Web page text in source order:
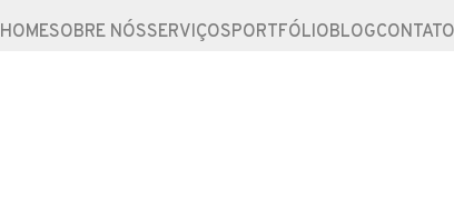
HOMESOBRE NÓSSERVIÇOSPORTFÓLIOBLOGCONTATO